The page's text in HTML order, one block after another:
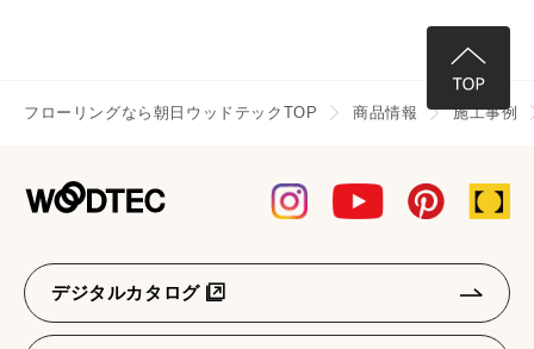
フローリングなら朝日ウッドテックTOP 商品情報 施工事例
デジタルカタログ